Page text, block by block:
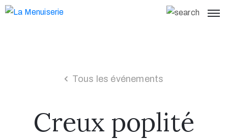
Tous les événements
Creux poplité